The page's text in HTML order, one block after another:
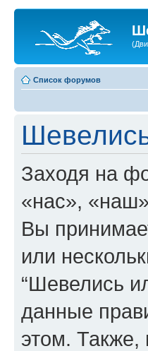
Список форумов
Заходя на
«нас»,
Вы
или
“Шевелись
данные
этом.